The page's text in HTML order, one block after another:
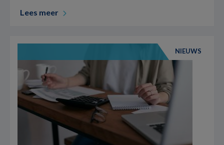
Lees meer
NIEUWS